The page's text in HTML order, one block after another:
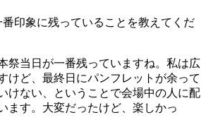
印象に残っていることを教えてくだ
祭当日が一番残っていますね。私は広
けど、最終日にパンフレットが余って
けない、ということで会場中の人に配
ます。大変だったけど、楽しかっ